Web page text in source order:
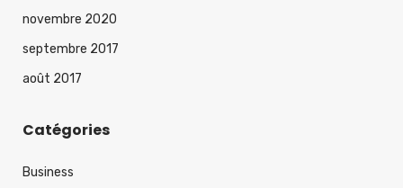
novembre 2020
septembre 2017
août 2017
Catégories
Business